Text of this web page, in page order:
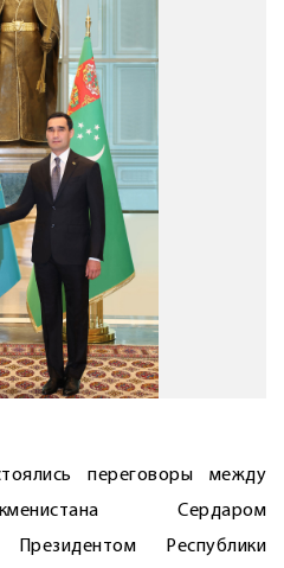
переговоры между
Сердаром
Республики